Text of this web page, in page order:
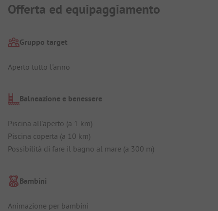
Offerta ed equipaggiamento
Gruppo target
Aperto tutto l'anno
Balneazione e benessere
Piscina all'aperto (a 1 km)
Piscina coperta (a 10 km)
Possibilità di fare il bagno al mare (a 300 m)
Bambini
Animazione per bambini